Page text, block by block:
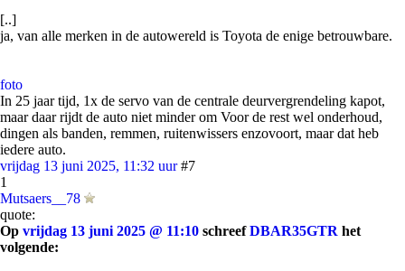
[..]
ja, van alle merken in de autowereld is Toyota de enige betrouwbare.
foto
In 25 jaar tijd, 1x de servo van de centrale deurvergrendeling kapot,
maar daar rijdt de auto niet minder om Voor de rest wel onderhoud,
dingen als banden, remmen, ruitenwissers enzovoort, maar dat heb
iedere auto.
vrijdag 13 juni 2025, 11:32 uur #7
1
Mutsaers__78
quote:
Op vrijdag 13 juni 2025 @ 11:10 schreefDBAR35GTR het
volgende: